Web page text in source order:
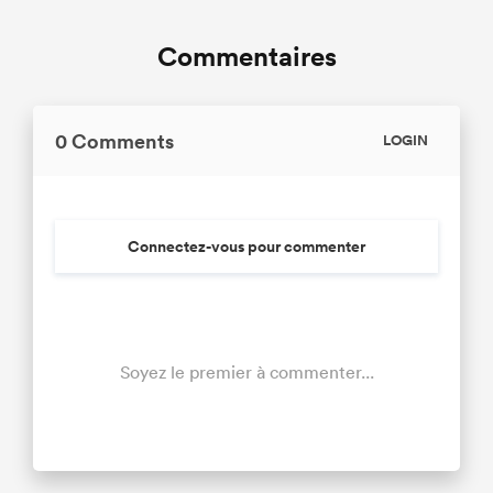
Commentaires
0 Comments LOGIN
Connectez-vous pour commenter
Soyez le premier à commenter...